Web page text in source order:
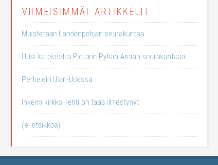
VIIMEISIMMÄT ARTIKKELIT
Muistetaan Lahdenpohjan seurakuntaa
Uusi katekeetta Pietarin Pyhän Annan seurakuntaan
Perheleiri Ulan-Udessa
Inkerin kirkko -lehti on taas ilmestynyt
(ei otsikkoa)